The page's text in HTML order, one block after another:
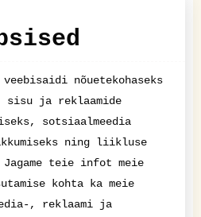
veebisaidi nõuetekohaseks
sisu ja reklaamide
sotsiaalmeedia
ning liikluse
Jagame teie infot meie
kohta ka meie
, reklaami ja